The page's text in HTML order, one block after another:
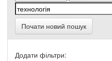
Почати новий пошук
Додати фільтри: